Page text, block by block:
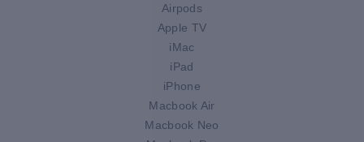
Airpods
Apple TV
iMac
iPad
iPhone
Macbook Air
Macbook Neo